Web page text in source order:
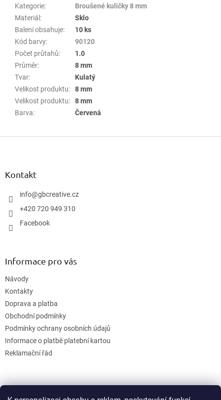
Kategorie:
Broušené kuličky 8 mm
Materiál:
Sklo
Balení obsahuje:
10 ks
Kód barvy:
90120
Počet průtahů:
1.0
Průměr:
8 mm
Tvar:
Kulatý
Velikost produktu:
8 mm
Velikost produktu:
8 mm
Barva: Červená
Z
Kontakt
info@gbcreative.cz
+420 720 949 310
Facebook
Informace pro vás
Návody
Kontakty
Doprava a platba
Obchodní podmínky
Podmínky ochrany osobních údajů
Informace o platbě platební kartou
Reklamační řád